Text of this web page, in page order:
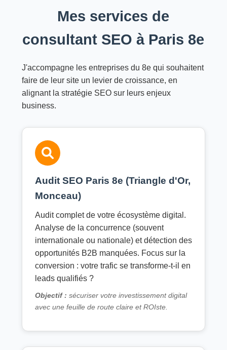
Mes services de
consultant SEO à Paris 8e
J'accompagne les entreprises du 8e qui souhaitent
faire de leur site un levier de croissance, en
alignant la stratégie SEO sur leurs enjeux
business.
Audit SEO Paris 8e (Triangle d'Or,
Monceau)
Audit complet de votre écosystème digital.
Analyse de la concurrence (souvent
internationale ou nationale) et détection des
opportunités B2B manquées. Focus sur la
conversion : votre trafic se transforme-t-il en
leads qualifiés ?
Objectif : sécuriser votre investissement digital
avec une feuille de route claire et ROIste.